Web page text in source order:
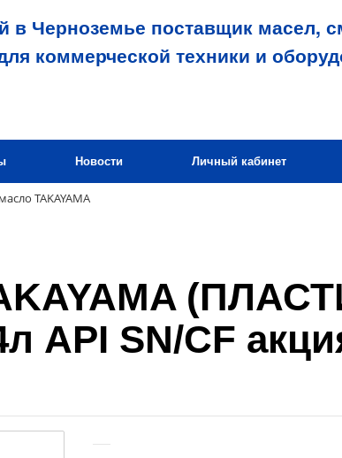
в Черноземье поставщик масел,
коммерческой техники и
Новости Личный кабинет
TAKAYAMA
API SN/CF